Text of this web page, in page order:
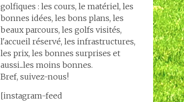
golfiques : les cours, le matériel, les
bonnes idées, les bons plans, les
beaux parcours, les golfs visités,
l'accueil réservé, les infrastructures,
les prix, les bonnes surprises et
aussi...les moins bonnes.
Bref, suivez-nous!
[instagram-feed